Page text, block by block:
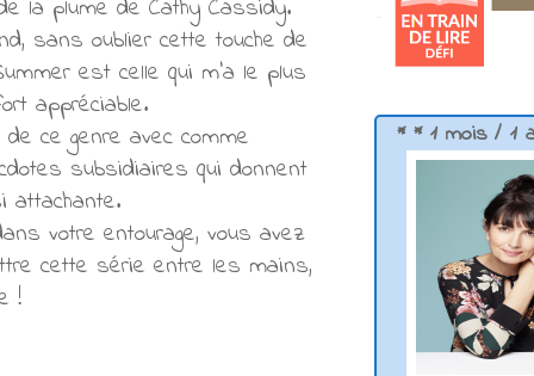
la plume de Cathy Cassidy.
sans oublier cette touche de
est celle qui m'a le plus
appréciable.
ce genre avec comme
subsidiaires qui donnent
attachante.
votre entourage, vous avez
cette série entre les mains,
!
* * 1 mois / 1